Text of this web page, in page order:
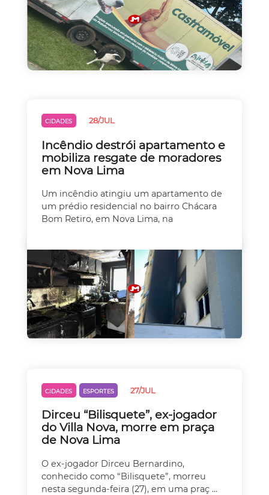
CIDADES 28/JUL
Incêndio destrói apartamento e
mobiliza resgate de moradores
em Nova Lima
Um incêndio atingiu um apartamento de
um prédio residencial no bairro Chácara
Bom Retiro, em Nova Lima, na
CIDADES ESPORTES 27/JUL
Dirceu “Bilisquete”, ex-jogador
do Villa Nova, morre em praça
de Nova Lima
O ex-jogador Dirceu Bernardino,
conhecido como “Bilisquete”, morreu
nesta segunda-feira (27), em uma praç ...